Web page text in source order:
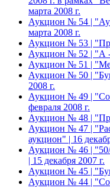
марта 2008 г.
Аукцион № 54 |
марта 2008 г.
Аукцион № 53 |
Аукцион № 52 | "А -
Аукцион № 51 |
Аукцион № 50 |
2008 г.
Аукцион № 49 |
февраля 2008 г.
Аукцион № 48 |
Аукцион № 47 |
аукцион" | 16
Аукцион № 46 | "50/
| 15 декабря 2007 г.
Аукцион № 45 |
Аукцион № 44 |